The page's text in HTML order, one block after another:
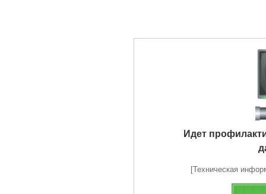
Идет
[Техническая